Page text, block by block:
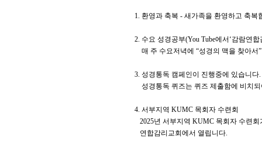
1. 환영과 축복 - 새가족을 환영하고 축
2. 수요 성경공부(You Tube에서‘감람연
매 주 수요저녁에 “성경의 맥을 찾아서
3. 성경통독 캠페인이 진행중에 있습니
성경통독 퀴즈는 퀴즈 제출함에 비치
4. 서부지역 KUMC 목회자 수련회
2025년 서부지역 KUMC 목회자 수련
연합감리교회에서 열립니다.